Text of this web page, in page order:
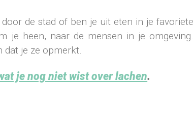
de stad of ben je uit eten in je favoriete
je heen, naar de mensen in je omgeving.
dat je ze opmerkt.
je nog niet wist over lachen.